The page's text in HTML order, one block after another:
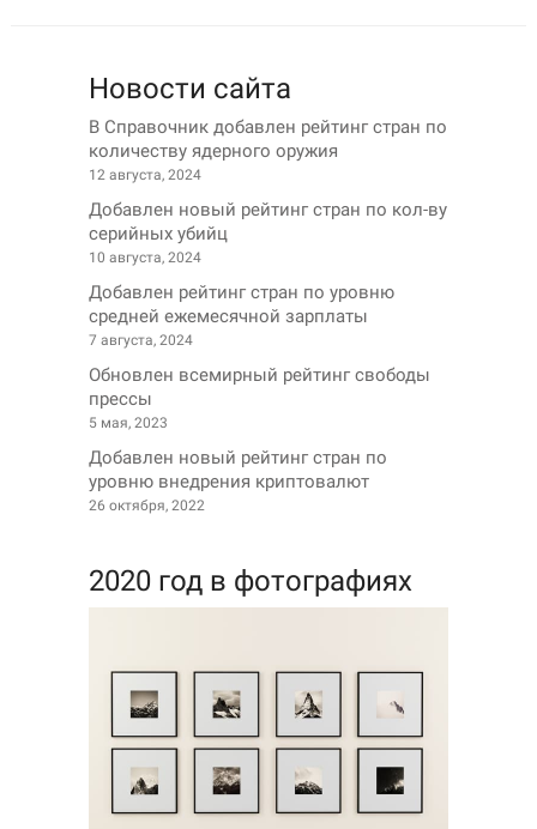
Новости сайта
В Справочник добавлен рейтинг стран по
количеству ядерного оружия
12 августа, 2024
Добавлен новый рейтинг стран по кол-ву
серийных убийц
10 августа, 2024
Добавлен рейтинг стран по уровню
средней ежемесячной зарплаты
7 августа, 2024
Обновлен всемирный рейтинг свободы
прессы
5 мая, 2023
Добавлен новый рейтинг стран по
уровню внедрения криптовалют
26 октября, 2022
2020 год в фотографиях